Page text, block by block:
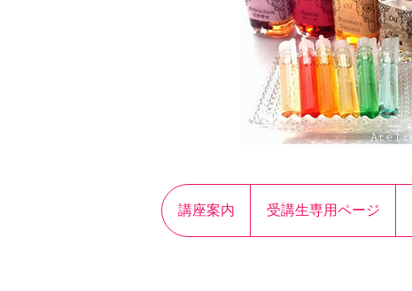
講座案内 受講生専用ページ